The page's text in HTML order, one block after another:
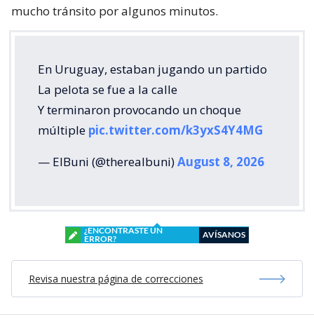
mucho tránsito por algunos minutos.
En Uruguay, estaban jugando un partido
La pelota se fue a la calle
Y terminaron provocando un choque
múltiple pic.twitter.com/k3yxS4Y4MG
— ElBuni (@therealbuni)August 8, 2026
¿ENCONTRASTE UN
ERROR?
AVÍSANOS
Revisa nuestra página de correcciones